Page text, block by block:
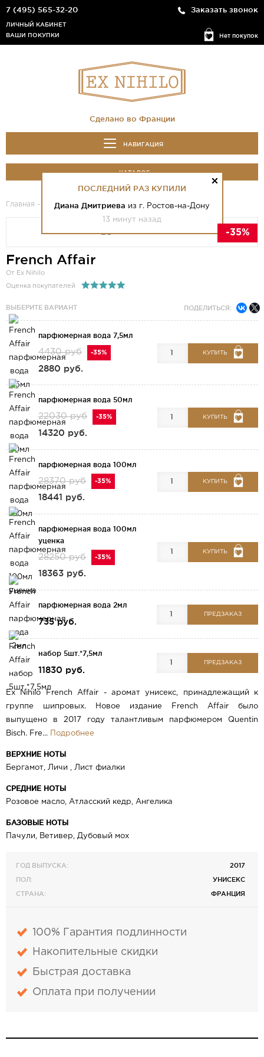
7 (495) 565-32-20 Заказать звонок
Нет покупок
ЛИЧНЫЙ КАБИНЕТ
ВАШИ ПОКУПКИ
Сделано во Франции
НАВИГАЦИЯ
КАТАЛОГ
Главная - Каталог - French Affair
-35%
ПОСЛЕДНИЙ РАЗ КУПИЛИ
Диана Дмитриева из г. Ростов-на-Дону
13 минут назад
French Affair
От Ex Nihilo
Оценка покупателей
ВЫБЕРИТЕ ВАРИАНТ ПОДЕЛИТЬСЯ:
парфюмерная вода 7,5мл
4430 руб -35%
2880 руб.
КУПИТЬ
парфюмерная вода 50мл
22030 руб -35%
14320 руб.
КУПИТЬ
парфюмерная вода 100мл
28370 руб -35%
18441 руб.
КУПИТЬ
парфюмерная вода 100мл
уценка
28250 руб -35%
18363 руб.
КУПИТЬ
парфюмерная вода 2мл
735 руб.
ПРЕДЗАКАЗ
набор 5шт.*7,5мл
11830 руб.
ПРЕДЗАКАЗ
Ex Nihilo French Affair - аромат унисекс, принадлежащий к
группе шипровых. Новое издание French Affair было
выпущено в 2017 году талантливым парфюмером Quentin
Bisch. Fre... Подробнее
ВЕРХНИЕ НОТЫ
Бергамот, Личи , Лист фиалки
СРЕДНИЕ НОТЫ
Розовое масло, Атласский кедр, Ангелика
БАЗОВЫЕ НОТЫ
Пачули, Ветивер, Дубовый мох
ГОД ВЫПУСКА:
2017
ПОЛ:
УНИСЕКС
СТРАНА:
ФРАНЦИЯ
100% Гарантия подлинности
Накопительные скидки
Быстрая доставка
Оплата при получении